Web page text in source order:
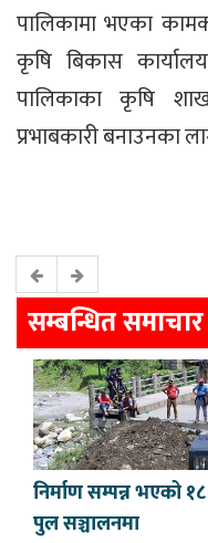
पालिकामा भएका
कृषि बिकास
पालिकाका कृषि
प्रभाबकारी बनाउनका
सम्बन्धित समाचार
निर्माण सम्पन्न भएको
पुल सञ्चालनमा